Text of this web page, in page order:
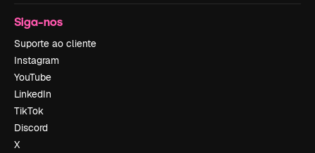
Siga-nos
Suporte ao cliente
Instagram
YouTube
LinkedIn
TikTok
Discord
X